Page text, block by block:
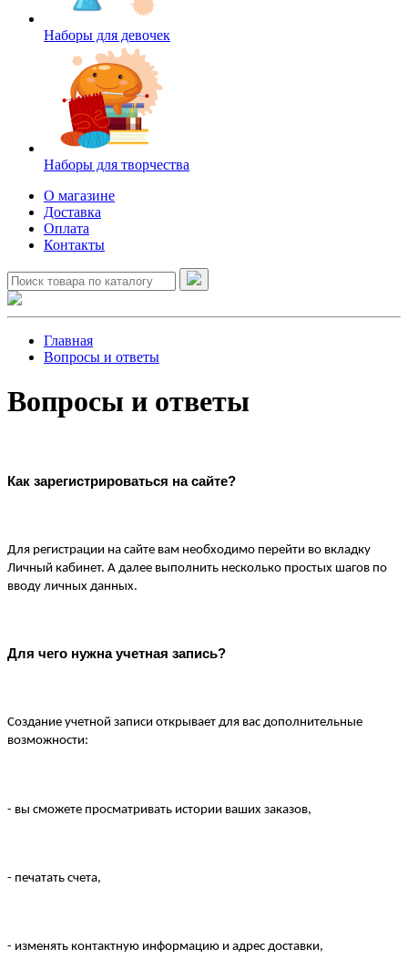
Наборы для девочек
Наборы для творчества
О магазине
Доставка
Оплата
Контакты
Главная
Вопросы и ответы
Вопросы и ответы
Как зарегистрироваться на сайте?
Для регистрации на сайте вам необходимо перейти во вкладку
Личный кабинет. А далее выполнить несколько простых шагов по
вводу личных данных.
Для чего нужна учетная запись?
Создание учетной записи открывает для вас дополнительные
возможности:
- вы сможете просматривать истории ваших заказов,
- печатать счета,
- изменять контактную информацию и адрес доставки,